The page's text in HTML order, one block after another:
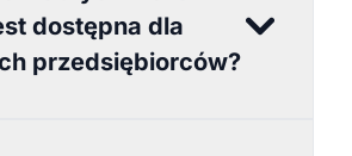
dostępna dla
przedsiębiorców?